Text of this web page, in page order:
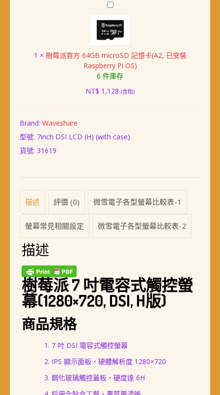
安
裝
Raspberry
Pi
樹
派
官
方
64GB
microSD
記
憶
裝
1 × 樹莓派官方 64GB microSD 記憶卡(A2, 已安裝
Raspberry Pi OS)
6 件庫存
NT$ 1,128 (含稅)
Brand: Waveshare
型號: 7inch DSI LCD (H) (with case)
貨號: 31619
描述 評價 (0) 微雪電子各型螢幕比較表-1
螢幕常見相關設定 微雪電子各型螢幕比較表-2
描述
樹莓派 7 吋電容式觸控螢
幕(1280×720, DSI, H版)
商品規格
7 吋 DSI 電容式觸控螢幕
IPS 顯示面板，硬體解析度 1280×720
鋼化玻璃觸控蓋板，硬度達 6H